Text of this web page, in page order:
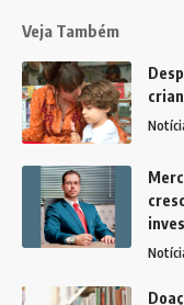
Veja Também